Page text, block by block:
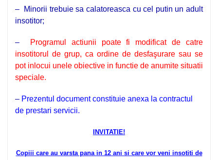
– Minorii trebuie sa calatoreasca cu cel putin un adult
insotitor;
–
Programul actiunii poate fi modificat de catre
insotitorul de grup, ca ordine de desfaşurare sau se
pot inlocui unele obiective in functie de anumite situatii
speciale.
– Prezentul document constituie anexa la contractul
de prestari servicii.
INVITATIE!
Copiii care au varsta pana in 12 ani si care vor veni insotiti de